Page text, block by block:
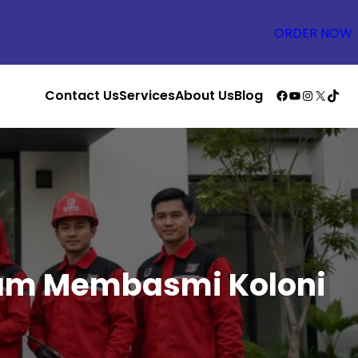
ORDER NOW
Contact UsServicesAbout UsBlog Facebook
YouTube
X
Membasmi Koloni